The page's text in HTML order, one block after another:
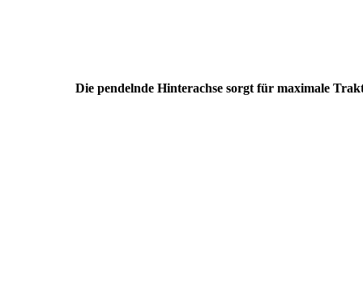
Die pendelnde Hinterachse sorgt für maximale